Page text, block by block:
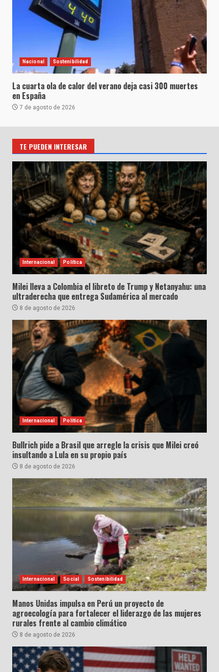
Nacional Sostenibilidad
La cuarta ola de calor del verano deja casi 300 muertes
en España
7 de agosto de 2026
TE PUEDEN INTERESAR
Internacional Política
Milei lleva a Colombia el libreto de Trump y Netanyahu: una
ultraderecha que entrega Sudamérica al mercado
8 de agosto de 2026
Internacional Política
Bullrich pide a Brasil que arregle la crisis que Milei creó
insultando a Lula en su propio país
8 de agosto de 2026
Internacional Social Sostenibilidad
Manos Unidas impulsa en Perú un proyecto de
agroecología para fortalecer el liderazgo de las mujeres
rurales frente al cambio climático
8 de agosto de 2026